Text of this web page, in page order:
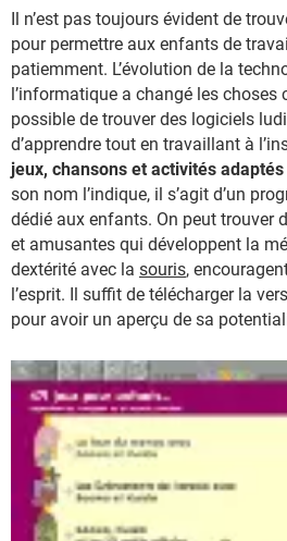
Il n’est pas toujours évident de
pour permettre aux enfants de
patiemment. L’évolution de la
l’informatique a changé les
possible de trouver des logiciels
d’apprendre tout en travaillant à
jeux, chansons et activités
son nom l’indique, il s’agit d’un
dédié aux enfants. On peut trouver
et amusantes qui développent la
dextérité avec la souris,
l’esprit. Il suffit de télécharger la
pour avoir un aperçu de sa